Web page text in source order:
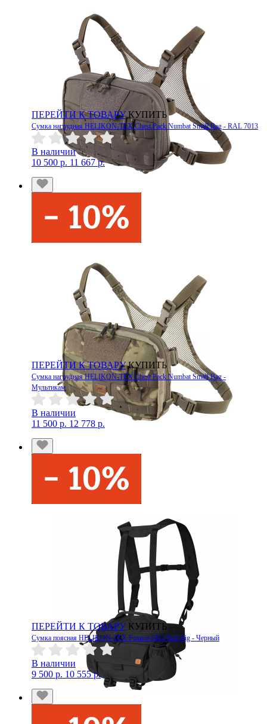
ПЕРЕЙТИ К ТОВАРУ КУПИТЬ
Сумка нагрудная HELIKON-TEX Chest Pack Numbat Small Bag - RAL 7013
В наличии
10 500 р. 11 667 р.
ПЕРЕЙТИ К ТОВАРУ КУПИТЬ
Сумка нагрудная HELIKON-TEX Chest Pack Numbat Small Bag -
Мультикам
В наличии
11 500 р. 12 778 р.
ПЕРЕЙТИ К ТОВАРУ КУПИТЬ
Сумка поясная HELIKON-TEX Foxtrot Mk2 Belt Rig - Черный
В наличии
9 500 р. 10 555 р.